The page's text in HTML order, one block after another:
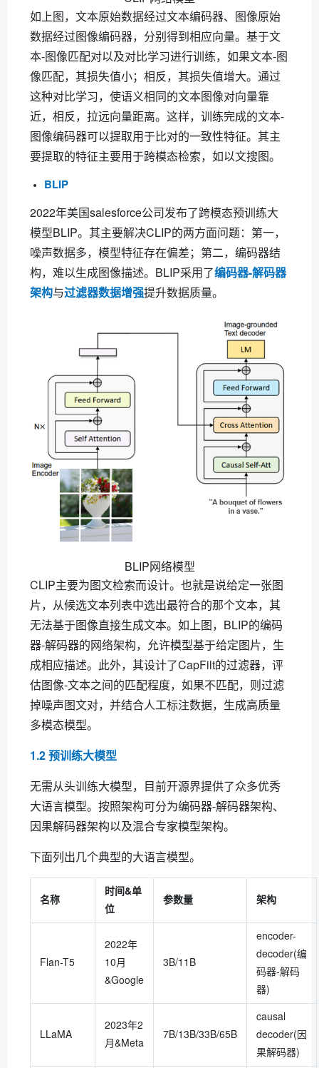
如上图，文本原始数据经过文本编码器、图像原始
数据经过图像编码器，分别得到相应向量。基于文
本-图像匹配对以及对比学习进行训练，如果文本-图
像匹配，其损失值小；相反，其损失值增大。通过
这种对比学习，使语义相同的文本图像对向量靠
近，相反，拉远向量距离。这样，训练完成的文本-
图像编码器可以提取用于比对的一致性特征。其主
要提取的特征主要用于跨模态检索，如以文搜图。
BLIP
2022年美国salesforce公司发布了跨模态预训练大
模型BLIP。其主要解决CLIP的两方面问题：第一，
噪声数据多，模型特征存在偏差；第二，编码器结
构，难以生成图像描述。BLIP采用了编码器-解码器
架构与过滤器数据增强提升数据质量。
BLIP网络模型
CLIP主要为图文检索而设计。也就是说给定一张图
片，从候选文本列表中选出最符合的那个文本，其
无法基于图像直接生成文本。如上图，BLIP的编码
器-解码器的网络架构，允许模型基于给定图片，生
成相应描述。此外，其设计了CapFilt的过滤器，评
估图像-文本之间的匹配程度，如果不匹配，则过滤
掉噪声图文对，并结合人工标注数据，生成高质量
多模态模型。
1.2 预训练大模型
无需从头训练大模型，目前开源界提供了众多优秀
大语言模型。按照架构可分为编码器-解码器架构、
因果解码器架构以及混合专家模型架构。
下面列出几个典型的大语言模型。
名称
时间&单
位
参数量 架构
Flan-T5
2022年
10月
&Google
3B/11B
encoder-
decoder(编
码器-解码
器)
LLaMA
2023年2
月&Meta
7B/13B/33B/65B
causal
decoder(因
果解码器)